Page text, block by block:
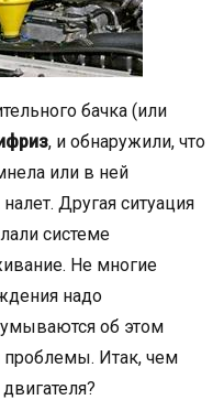
бачка (или
, и обнаружили, что
или в ней
Другая ситуация
системе
Не многие
надо
об этом
проблемы. Итак, чем